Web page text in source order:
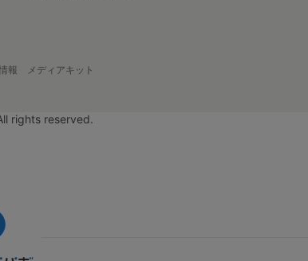
報 メディアキット
rights reserved.